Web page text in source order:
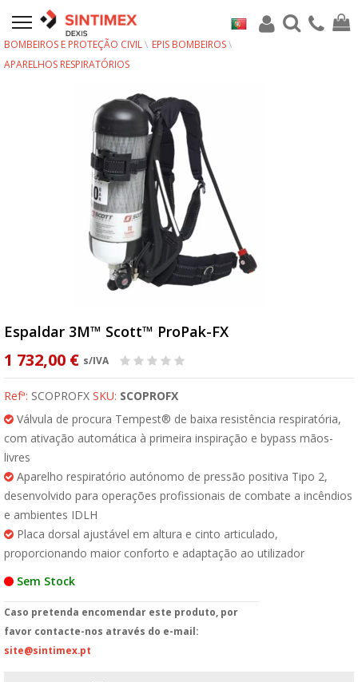
BOMBEIROS E PROTEÇÃO CIVIL
EPIS BOMBEIROS
APARELHOS RESPIRATÓRIOS
Espaldar 3M™ Scott™ ProPak-FX
1 732,00 € s/IVA
Refª: SCOPROFX SKU: SCOPROFX
Válvula de procura Tempest® de baixa resistência respiratória,
com ativação automática à primeira inspiração e bypass mãos-
livres
Aparelho respiratório autónomo de pressão positiva Tipo 2,
desenvolvido para operações profissionais de combate a incêndios
e ambientes IDLH
Placa dorsal ajustável em altura e cinto articulado,
proporcionando maior conforto e adaptação ao utilizador
Sem Stock
Caso pretenda encomendar este produto, por
favor contacte-nos através do e-mail:
site@sintimex.pt